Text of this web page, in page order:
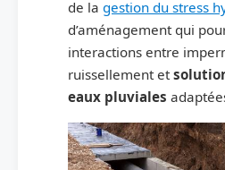
de la gestion du stress
d’aménagement qui
interactions entre
ruissellement et
eaux pluviales